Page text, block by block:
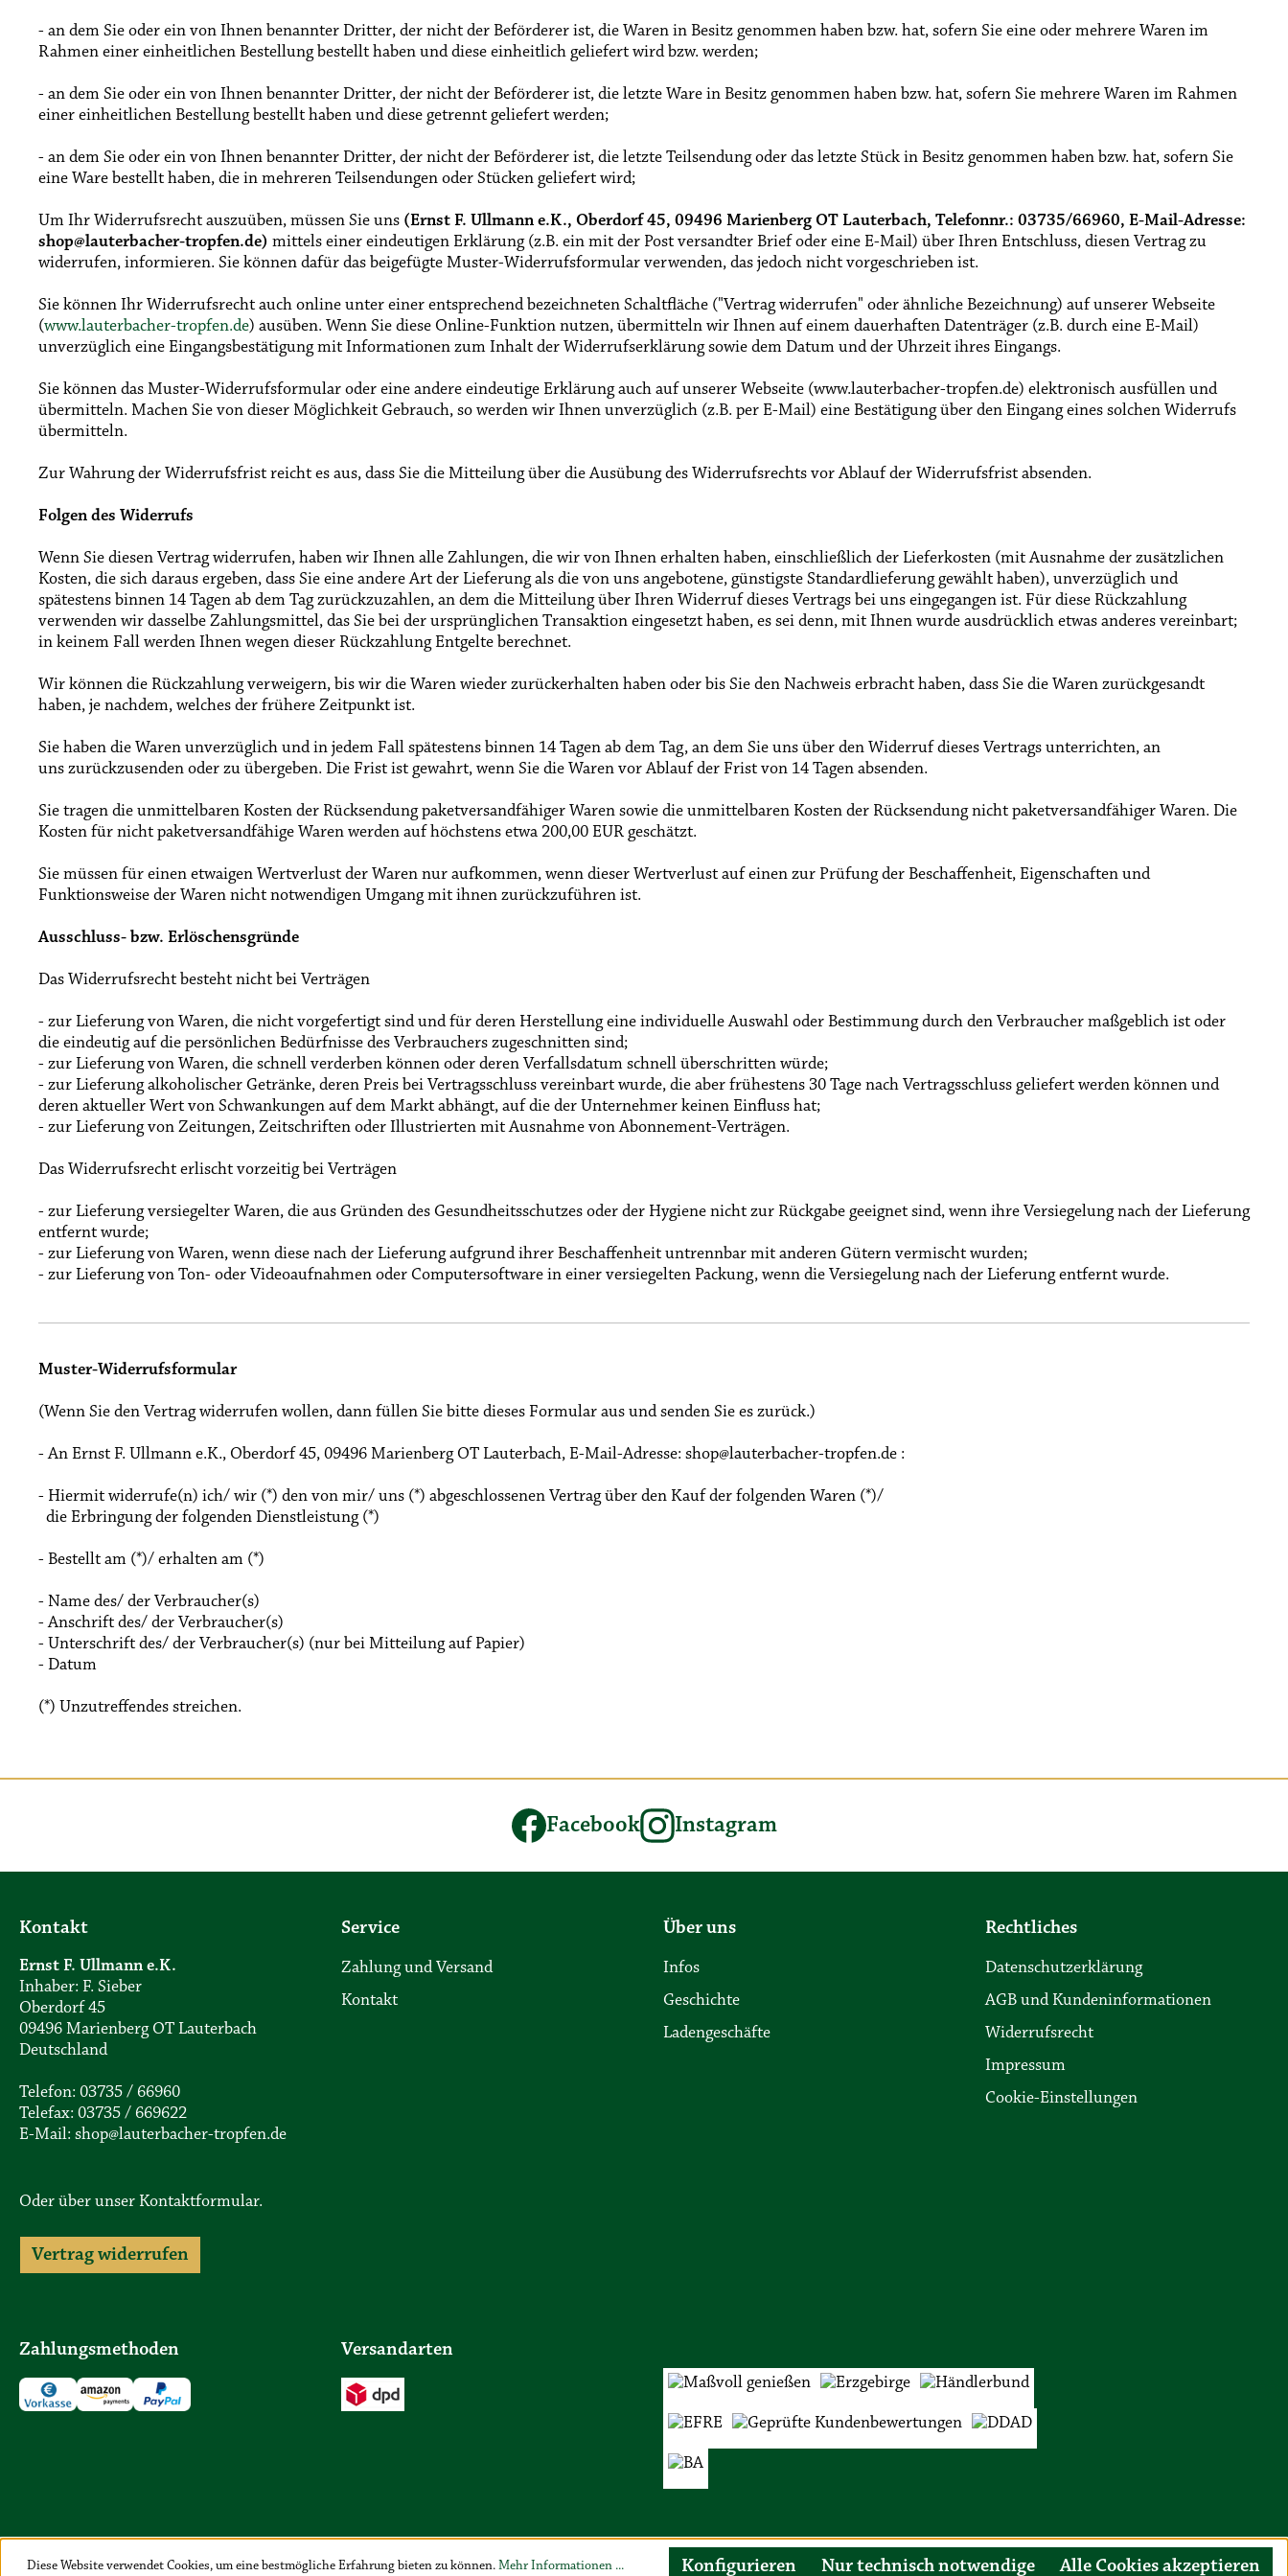
- an dem Sie oder ein von Ihnen benannter Dritter, der nicht der Beförderer ist, die Waren in Besitz genommen haben bzw. hat, sofern Sie eine oder mehrere Waren im
Rahmen einer einheitlichen Bestellung bestellt haben und diese einheitlich geliefert wird bzw. werden;
- an dem Sie oder ein von Ihnen benannter Dritter, der nicht der Beförderer ist, die letzte Ware in Besitz genommen haben bzw. hat, sofern Sie mehrere Waren im Rahmen
einer einheitlichen Bestellung bestellt haben und diese getrennt geliefert werden;
- an dem Sie oder ein von Ihnen benannter Dritter, der nicht der Beförderer ist, die letzte Teilsendung oder das letzte Stück in Besitz genommen haben bzw. hat, sofern Sie
eine Ware bestellt haben, die in mehreren Teilsendungen oder Stücken geliefert wird;
Um Ihr Widerrufsrecht auszuüben, müssen Sie uns (Ernst F. Ullmann e.K., Oberdorf 45, 09496 Marienberg OT Lauterbach, Telefonnr.: 03735/66960, E-Mail-Adresse:
shop@lauterbacher-tropfen.de) mittels einer eindeutigen Erklärung (z.B. ein mit der Post versandter Brief oder eine E-Mail) über Ihren Entschluss, diesen Vertrag zu
widerrufen, informieren. Sie können dafür das beigefügte Muster-Widerrufsformular verwenden, das jedoch nicht vorgeschrieben ist.
Sie können Ihr Widerrufsrecht auch online unter einer entsprechend bezeichneten Schaltfläche ("Vertrag widerrufen" oder ähnliche Bezeichnung) auf unserer Webseite
(www.lauterbacher-tropfen.de) ausüben. Wenn Sie diese Online-Funktion nutzen, übermitteln wir Ihnen auf einem dauerhaften Datenträger (z.B. durch eine E-Mail)
unverzüglich eine Eingangsbestätigung mit Informationen zum Inhalt der Widerrufserklärung sowie dem Datum und der Uhrzeit ihres Eingangs.
Sie können das Muster-Widerrufsformular oder eine andere eindeutige Erklärung auch auf unserer Webseite (www.lauterbacher-tropfen.de) elektronisch ausfüllen und
übermitteln. Machen Sie von dieser Möglichkeit Gebrauch, so werden wir Ihnen unverzüglich (z.B. per E-Mail) eine Bestätigung über den Eingang eines solchen Widerrufs
übermitteln.
Zur Wahrung der Widerrufsfrist reicht es aus, dass Sie die Mitteilung über die Ausübung des Widerrufsrechts vor Ablauf der Widerrufsfrist absenden.
Folgen des Widerrufs
Wenn Sie diesen Vertrag widerrufen, haben wir Ihnen alle Zahlungen, die wir von Ihnen erhalten haben, einschließlich der Lieferkosten (mit Ausnahme der zusätzlichen
Kosten, die sich daraus ergeben, dass Sie eine andere Art der Lieferung als die von uns angebotene, günstigste Standardlieferung gewählt haben), unverzüglich und
spätestens binnen 14 Tagen ab dem Tag zurückzuzahlen, an dem die Mitteilung über Ihren Widerruf dieses Vertrags bei uns eingegangen ist. Für diese Rückzahlung
verwenden wir dasselbe Zahlungsmittel, das Sie bei der ursprünglichen Transaktion eingesetzt haben, es sei denn, mit Ihnen wurde ausdrücklich etwas anderes vereinbart;
in keinem Fall werden Ihnen wegen dieser Rückzahlung Entgelte berechnet.
Wir können die Rückzahlung verweigern, bis wir die Waren wieder zurückerhalten haben oder bis Sie den Nachweis erbracht haben, dass Sie die Waren zurückgesandt
haben, je nachdem, welches der frühere Zeitpunkt ist.
Sie haben die Waren unverzüglich und in jedem Fall spätestens binnen 14 Tagen ab dem Tag, an dem Sie uns über den Widerruf dieses Vertrags unterrichten, an
uns zurückzusenden oder zu übergeben. Die Frist ist gewahrt, wenn Sie die Waren vor Ablauf der Frist von 14 Tagen absenden.
Sie tragen die unmittelbaren Kosten der Rücksendung paketversandfähiger Waren sowie die unmittelbaren Kosten der Rücksendung nicht paketversandfähiger Waren. Die
Kosten für nicht paketversandfähige Waren werden auf höchstens etwa 200,00 EUR geschätzt.
Sie müssen für einen etwaigen Wertverlust der Waren nur aufkommen, wenn dieser Wertverlust auf einen zur Prüfung der Beschaffenheit, Eigenschaften und
Funktionsweise der Waren nicht notwendigen Umgang mit ihnen zurückzuführen ist.
Ausschluss- bzw. Erlöschensgründe
Das Widerrufsrecht besteht nicht bei Verträgen
- zur Lieferung von Waren, die nicht vorgefertigt sind und für deren Herstellung eine individuelle Auswahl oder Bestimmung durch den Verbraucher maßgeblich ist oder
die eindeutig auf die persönlichen Bedürfnisse des Verbrauchers zugeschnitten sind;
- zur Lieferung von Waren, die schnell verderben können oder deren Verfallsdatum schnell überschritten würde;
- zur Lieferung alkoholischer Getränke, deren Preis bei Vertragsschluss vereinbart wurde, die aber frühestens 30 Tage nach Vertragsschluss geliefert werden können und
deren aktueller Wert von Schwankungen auf dem Markt abhängt, auf die der Unternehmer keinen Einfluss hat;
- zur Lieferung von Zeitungen, Zeitschriften oder Illustrierten mit Ausnahme von Abonnement-Verträgen.
Das Widerrufsrecht erlischt vorzeitig bei Verträgen
- zur Lieferung versiegelter Waren, die aus Gründen des Gesundheitsschutzes oder der Hygiene nicht zur Rückgabe geeignet sind, wenn ihre Versiegelung nach der Lieferung
entfernt wurde;
- zur Lieferung von Waren, wenn diese nach der Lieferung aufgrund ihrer Beschaffenheit untrennbar mit anderen Gütern vermischt wurden;
- zur Lieferung von Ton- oder Videoaufnahmen oder Computersoftware in einer versiegelten Packung, wenn die Versiegelung nach der Lieferung entfernt wurde.
Muster-Widerrufsformular
(Wenn Sie den Vertrag widerrufen wollen, dann füllen Sie bitte dieses Formular aus und senden Sie es zurück.)
- An Ernst F. Ullmann e.K., Oberdorf 45, 09496 Marienberg OT Lauterbach, E-Mail-Adresse: shop@lauterbacher-tropfen.de :
- Hiermit widerrufe(n) ich/ wir (*) den von mir/ uns (*) abgeschlossenen Vertrag über den Kauf der folgenden Waren (*)/
die Erbringung der folgenden Dienstleistung (*)
- Bestellt am (*)/ erhalten am (*)
- Name des/ der Verbraucher(s)
- Anschrift des/ der Verbraucher(s)
- Unterschrift des/ der Verbraucher(s) (nur bei Mitteilung auf Papier)
- Datum
(*) Unzutreffendes streichen.
Facebook Instagram
Kontakt
Ernst F. Ullmann e.K.
Inhaber: F. Sieber
Oberdorf 45
09496 Marienberg OT Lauterbach
Deutschland
Telefon: 03735 / 66960
Telefax: 03735 / 669622
E-Mail: shop@lauterbacher-tropfen.de
Oder über unser Kontaktformular.
Vertrag widerrufen
Service
Zahlung und Versand
Kontakt
Über uns
Infos
Geschichte
Ladengeschäfte
Rechtliches
Datenschutzerklärung
AGB und Kundeninformationen
Widerrufsrecht
Impressum
Cookie-Einstellungen
Zahlungsmethoden Versandarten
Diese Website verwendet Cookies, um eine bestmögliche Erfahrung bieten zu können. Mehr Informationen ... Nur technisch notwendige
Konfigurieren Alle Cookies akzeptieren